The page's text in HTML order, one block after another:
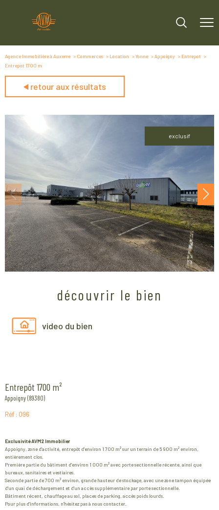
Agence Immobilière à Auxerre Commerces Location Yonne Appoigny
Entrepot
Entrepot 1700 m
retour aux résultats
exclusif
découvrir le bien
video du bien
Entrepôt 1700 m²
Appoigny (89380)
Réf : 096
Exclusivité AVM2 Immobilier
Appoigny, zone d'activité, entrepôt d'environ 1 700 m² sur un terrain de 5 900 m² environ,
entièrement clos.
Première partie du bâtiment d'environ 1 000 m² avec porte sectionnelle récente, ainsi que
bureaux, sanitaires et vestiaires.
Seconde partie de 700 m² environ, grande hauteur de stockage, avec une zone tampon équipée
d'un quai de déchargement et d'un accès supplémentaire par porte sectionnelle.
Bâtiment récent, chauffage au sol, places de parking, accès poids lourds.
Pour plus d'informations, n'hésitez pas à nous contacter.